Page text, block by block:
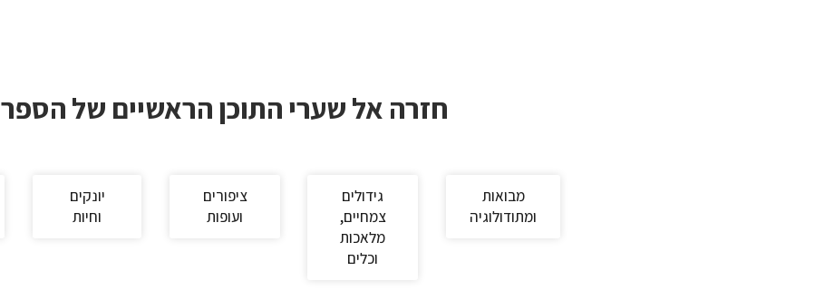
חזרה אל שערי התוכן הראשיים של הספר
מבואות
ומתודולוגיה
גידולים
צמחיים,
מלאכות
וכלים
ציפורים
ועופות
יונקים
וחיות